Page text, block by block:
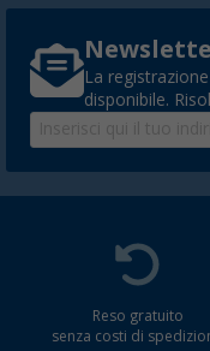
La
disponibile.
Reso gratuito
senza costi di